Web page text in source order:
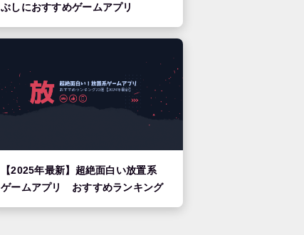
ぶしにおすすめゲームアプリ
【2025年最新】超絶面白い放置系
ゲームアプリ おすすめランキング